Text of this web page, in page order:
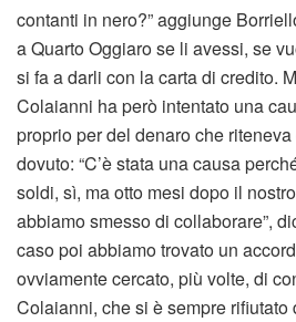
contanti in nero?” aggiunge
a Quarto Oggiaro se li avessi, se
si fa a darli con la carta di credito.
Colaianni ha però intentato una
proprio per del denaro che
dovuto: “C’è stata una causa
soldi, sì, ma otto mesi dopo il
abbiamo smesso di collaborare”,
caso poi abbiamo trovato un
ovviamente cercato, più volte, di
Colaianni, che si è sempre